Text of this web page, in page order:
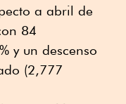
a abril de
84
y un descenso
(2,777